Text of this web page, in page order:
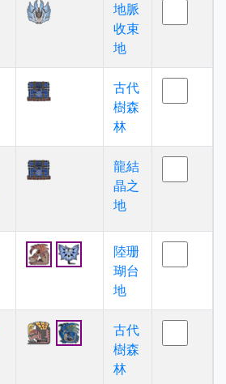
地脈
收束
地
古代
樹森
林
龍結
晶之
地
陸珊
瑚台
地
古代
樹森
林